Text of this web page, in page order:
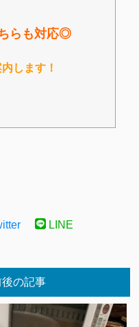
らも対応◎
します！
LINE
の記事